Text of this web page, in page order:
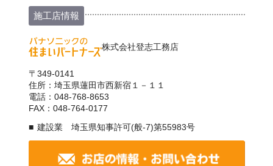
施工店情報
株式会社登志工務店
〒349-0141
住所：埼玉県蓮田市西新宿１－１１
電話：048-768-8653
FAX：048-764-0177
建設業 埼玉県知事許可(般-7)第55983号